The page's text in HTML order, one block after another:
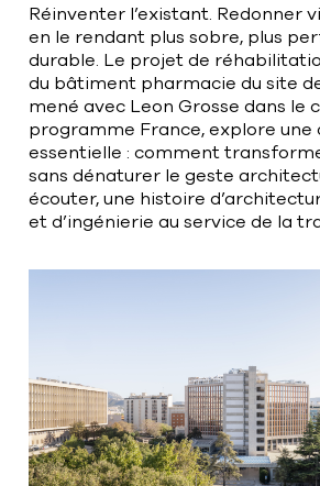
Réinventer l’existant. Redonner
en le rendant plus sobre, plus
durable. Le projet de
du bâtiment pharmacie du site
mené avec Leon Grosse dans le
programme France, explore une
essentielle : comment
sans dénaturer le geste
écouter, une histoire
et d’ingénierie au service de la
Walter | Patriarche
Exploitant, fournisseur de
animateur d’espaces